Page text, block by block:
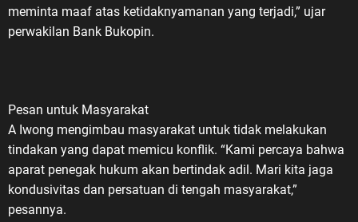
meminta maaf atas ketidaknyamanan yang terjadi,” ujar
perwakilan Bank Bukopin.
Pesan untuk Masyarakat
A Iwong mengimbau masyarakat untuk tidak melakukan
tindakan yang dapat memicu konflik. “Kami percaya bahwa
aparat penegak hukum akan bertindak adil. Mari kita jaga
kondusivitas dan persatuan di tengah masyarakat,”
pesannya.